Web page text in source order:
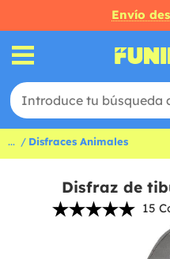
Envío
... Disfraces Animales
Disfraz de
15